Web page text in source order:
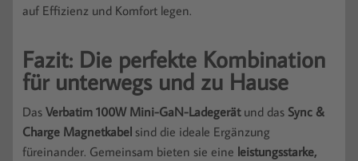
auf Effizienz und Komfort legen.
Fazit: Die perfekte Kombination
für unterwegs und zu Hause
Das Verbatim 100W Mini-GaN-Ladegerätund das Sync &
Charge Magnetkabel sind die ideale Ergänzung
füreinander. Gemeinsam bieten sie eine leistungsstarke,